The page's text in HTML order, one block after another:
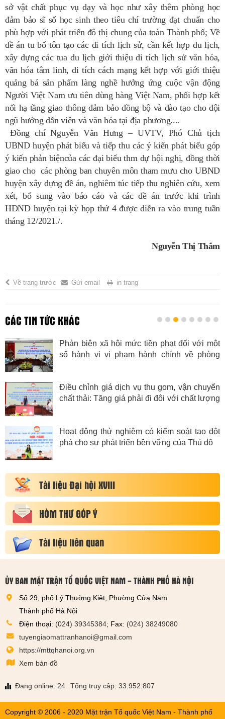
sở vật chất phục vụ dạy và học như xây thêm phòng học
đảm bảo sĩ số học sinh theo tiêu chí trường đạt chuẩn cho
phù hợp với phát triển đô thị chung của toàn Thành phố; Về
đề án tu bổ tôn tạo các di tích lịch sử, cần kết hợp du lịch,
xây dựng các tua du lịch giới thiệu di tích lịch sử văn hóa,
văn hóa tâm linh, di tích cách mạng kết hợp với giới thiệu
quảng bá sản phẩm làng nghề hưởng ứng cuộc vận động
Người Việt Nam ưu tiên dùng hàng Việt Nam, phối hợp kết
nối hạ tầng giao thông đảm bảo đồng bộ và đào tạo cho đội
ngũ hướng dẫn viên và văn hóa tại địa phương....
Đồng chí Nguyễn Văn Hưng – UVTV, Phó Chủ tịch
UBND huyện phát biểu và tiếp thu các ý kiến phát biểu góp
ý kiến phản biệncủa các đại biểu thm dự hội nghị, đồng thời
giao cho các phòng ban chuyên môn tham mưu cho UBND
huyện xây dựng đề án, nghiêm túc tiếp thu nghiên cứu, xem
xét, bổ sung vào báo cáo và các đề án trước khi trình
HĐND huyện tại kỳ họp thứ 4 được diễn ra vào trung tuần
tháng 12/2021./.
Nguyễn Thị Thắm
Về trang trước Gửi email in trang
CÁC TIN TỨC KHÁC
Phản biện xã hội mức tiền phạt đối với một
số hành vi vi phạm hành chính về phòng
Điều chỉnh giá dịch vụ thu gom, vận chuyển
chất thải: Tăng giá phải đi đôi với chất lượng
Hoạt động thử nghiệm có kiểm soát tạo đột
phá cho sự phát triển bền vững của Thủ đô
Tài liệu Đại hội XVIII
HÒM THƯ GÓP Ý
Tài liệu liên quan
ỦY BAN MẶT TRẬN TỔ QUỐC VIỆT NAM - THÀNH PHỐ HÀ NỘI
Số 29, phố Lý Thường Kiệt, Phường Cửa Nam
Thành phố Hà Nội
Điện thoại: (024) 39345384; Fax: (024) 38249080
tuyengiaomattranhanoi@gmail.com
https://mttqhanoi.org.vn
Xem bản đồ
Đang online: 24 Tổng truy cập: 33.952.807
Copyright © 2006 - 2020 Mặt trận Tổ quốc Việt Nam - Thành phố